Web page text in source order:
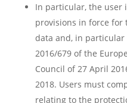
In particular, the user
provisions in force for
data and, in particular
2016/679 of the
Council of 27 April
2018. Users must
relating to the